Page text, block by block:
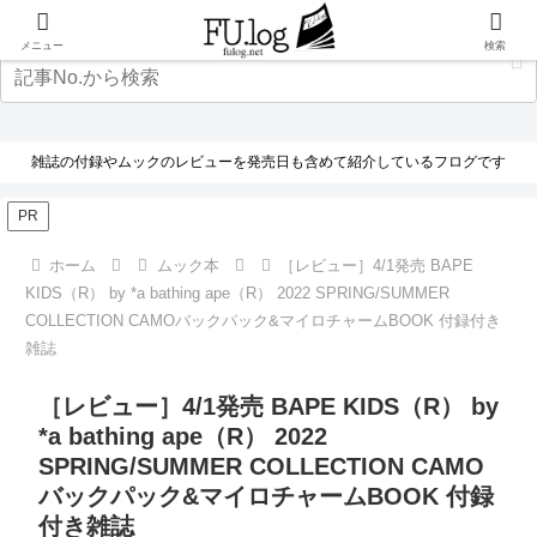
雑誌の付録やムックのレビューを発売日も含めて紹介しているフログです
PR
ホーム ムック本
［レビュー］4/1発売 BAPE
KIDS（R） by *a bathing ape（R） 2022 SPRING/SUMMER
COLLECTION CAMOバックパック&マイロチャームBOOK 付録付き
雑誌
［レビュー］4/1発売 BAPE KIDS（R） by
*a bathing ape（R） 2022
SPRING/SUMMER COLLECTION CAMO
バックパック&マイロチャームBOOK 付録
付き雑誌
メニュー 検索